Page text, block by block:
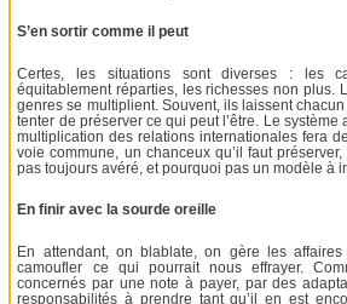
S’en sortir comme il peut
Certes, les situations sont diverses : les
équitablement réparties, les richesses non plus.
genres se multiplient. Souvent, ils laissent
tenter de préserver ce qui peut l’être. Le système
multiplication des relations internationales fera
voie commune, un chanceux qu’il faut
pas toujours avéré, et pourquoi pas un modèle à
En finir avec la sourde oreille
En attendant, on blablate, on gère les
camoufler ce qui pourrait nous effrayer.
concernés par une note à payer, par des
responsabilités à prendre tant qu’il en est